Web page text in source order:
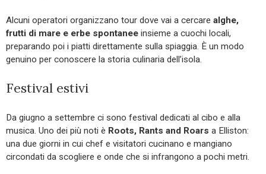
Alcuni operatori organizzano tour dove vai a cercare alghe,
frutti di mare e erbe spontanee insieme a cuochi locali,
preparando poi i piatti direttamente sulla spiaggia. È un modo
genuino per conoscere la storia culinaria dell’isola.
Festival estivi
Da giugno a settembre ci sono festival dedicati al cibo e alla
musica. Uno dei più noti è Roots, Rants and Roars a Elliston:
una due giorni in cui chef e visitatori cucinano e mangiano
circondati da scogliere e onde che si infrangono a pochi metri.